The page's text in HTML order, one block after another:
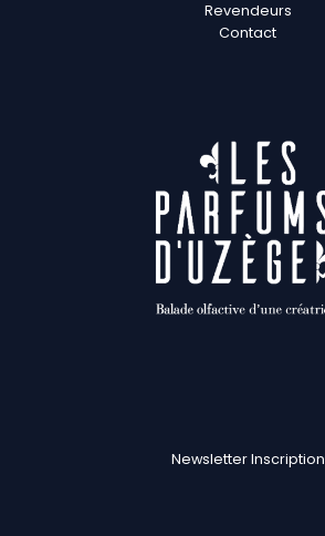
Revendeurs
Contact
Newsletter Inscription